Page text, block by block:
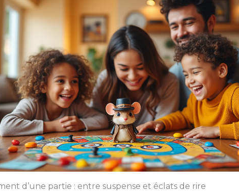
d’une partie : entre suspense et éclats de rire